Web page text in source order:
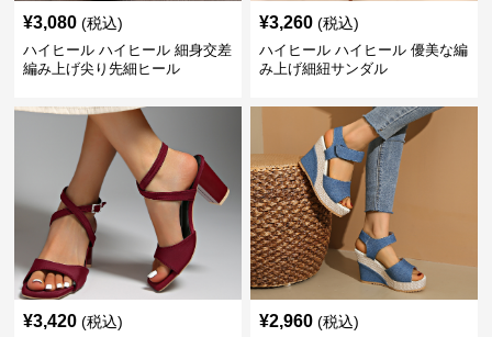
¥3,080 (税込)
ハイヒール ハイヒール 細身交差
編み上げ尖り先細ヒール
¥3,260 (税込)
ハイヒール ハイヒール 優美な編
み上げ細紐サンダル
¥3,420 (税込) ¥2,960 (税込)